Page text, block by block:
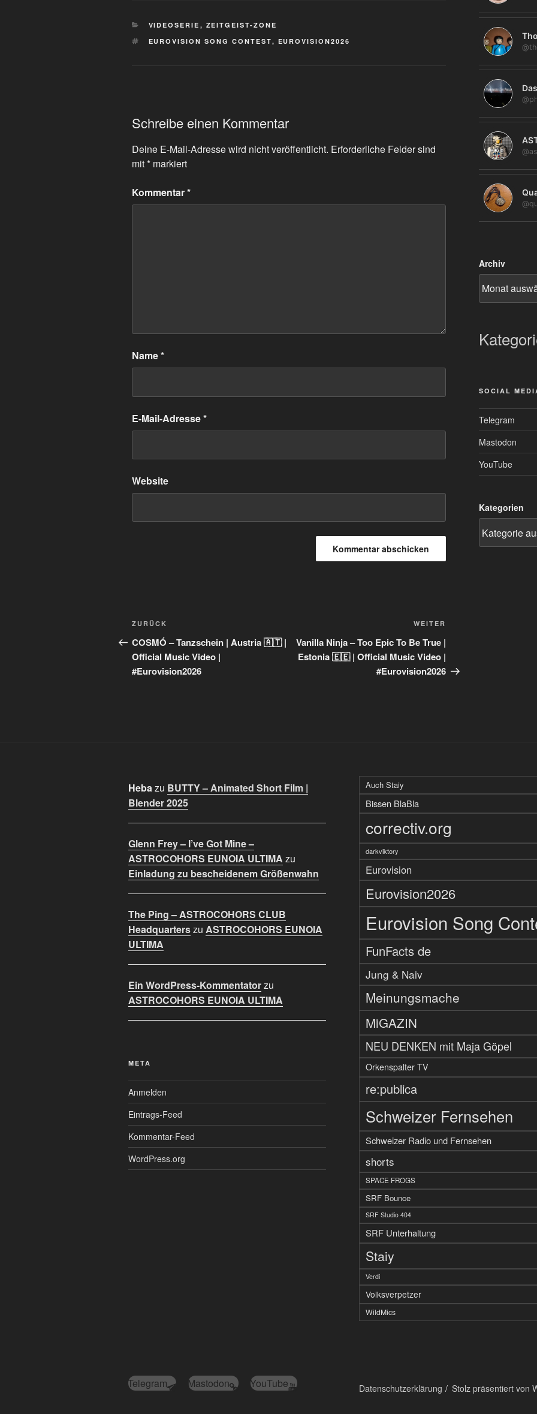
KATEGORIEN
VIDEOSERIE , ZEITGEIST-ZONE
SCHLAGWÖRTER
EUROVISION SONG CONTEST, EUROVISION2026
Schreibe einen Kommentar
Deine E-Mail-Adresse wird nicht veröffentlicht. Erforderliche Felder sind
mit* markiert
Kommentar*
Name*
E-Mail-Adresse*
Website
Beitragsnavigation
Vorheriger
Beitrag
ZURÜCK
COSMÓ – Tanzschein | Austria 🇦🇹 |
Official Music Video |
#Eurovision2026
WEITER
Vanilla Ninja – Too Epic To Be True |
Estonia 🇪🇪 | Official Music Video |
#Eurovision2026
Archiv
SOCIAL
Telegram
Mastodon
YouTube
Kategorien
Hebazu BUTTY – Animated Short Film |
Blender 2025
Glenn Frey – I’ve Got Mine –
ASTROCOHORS EUNOIA ULTIMA zu
Einladung zu bescheidenem Größenwahn
The Ping – ASTROCOHORS CLUB
Headquarterszu ASTROCOHORS EUNOIA
ULTIMA
Ein WordPress-Kommentatorzu
ASTROCOHORS EUNOIA ULTIMA
META
Anmelden
Eintrags-Feed
Kommentar-Feed
WordPress.org
Auch Staiy
Bissen BlaBla
correctiv.org
darkviktory
Eurovision
Eurovision2026
Eurovision Song
FunFacts de
Jung & Naiv
Meinungsmache
MiGAZIN
NEU DENKEN mit Maja Göpel
Orkenspalter TV
re:publica
Schweizer Fernsehen
Schweizer Radio und Fernsehen
shorts
SPACE FROGS
SRF Bounce
SRF Studio 404
SRF Unterhaltung
Staiy
Verdi
Volksverpetzer
WildMics
Telegram Mastodon YouTube Datenschutzerklärung Stolz präsentiert von